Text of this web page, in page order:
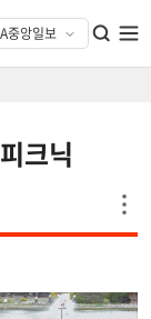
크닉